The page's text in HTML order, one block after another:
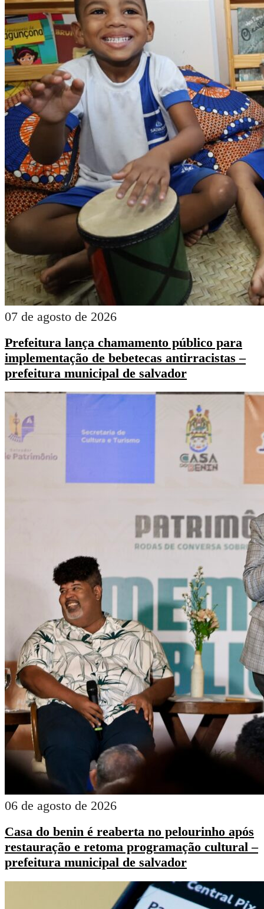
07 de agosto de 2026
Prefeitura lança chamamento público para
implementação de bebetecas antirracistas –
prefeitura municipal de salvador
06 de agosto de 2026
Casa do benin é reaberta no pelourinho após
restauração e retoma programação cultural –
prefeitura municipal de salvador